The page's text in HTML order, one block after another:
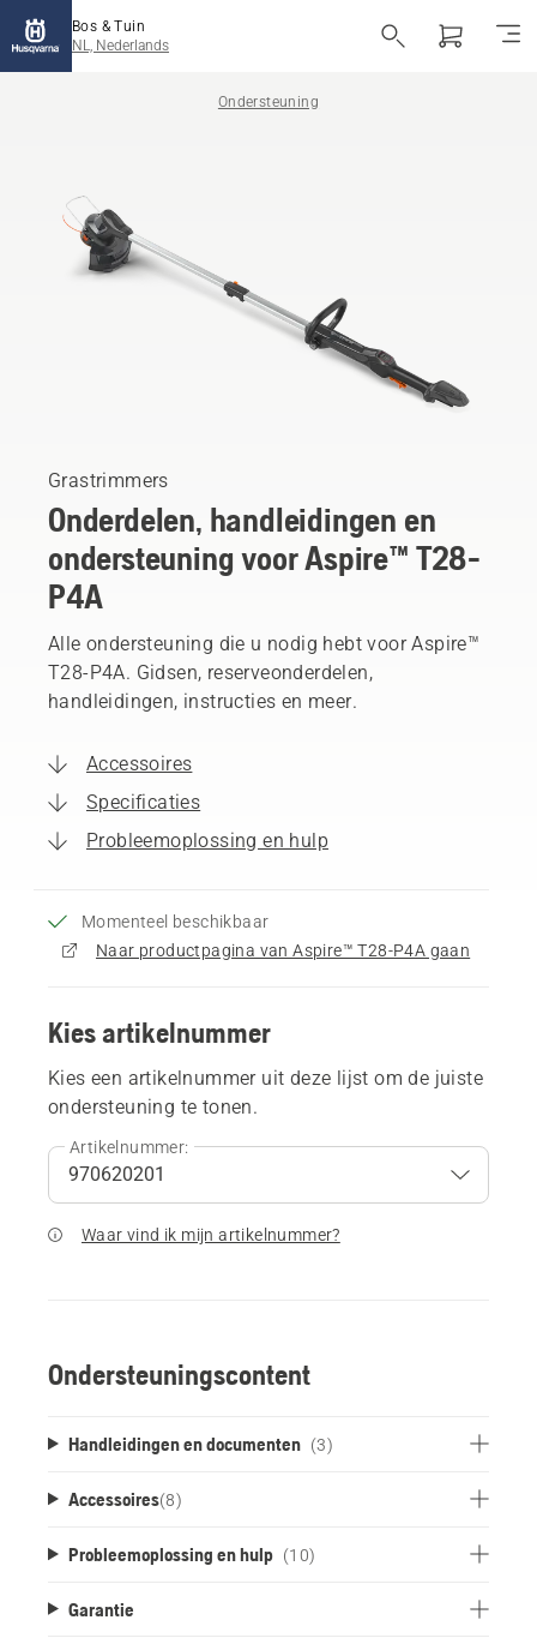
Bos & Tuin
NL, Nederlands
Ondersteuning
Grastrimmers
Onderdelen, handleidingen en
ondersteuning voor Aspire™ T28-
P4A
Alle ondersteuning die u nodig hebt voor Aspire™
T28-P4A. Gidsen, reserveonderdelen,
handleidingen, instructies en meer.
Accessoires
Specificaties
Probleemoplossing en hulp
Momenteel beschikbaar
Naar productpagina van Aspire™ T28-P4A gaan
Kies artikelnummer
Kies een artikelnummer uit deze lijst om de juiste
ondersteuning te tonen.
Artikelnummer:
Waar vind ik mijn artikelnummer?
Ondersteuningscontent
Handleidingen en documenten (3)
Accessoires(8)
Probleemoplossing en hulp (10)
Garantie